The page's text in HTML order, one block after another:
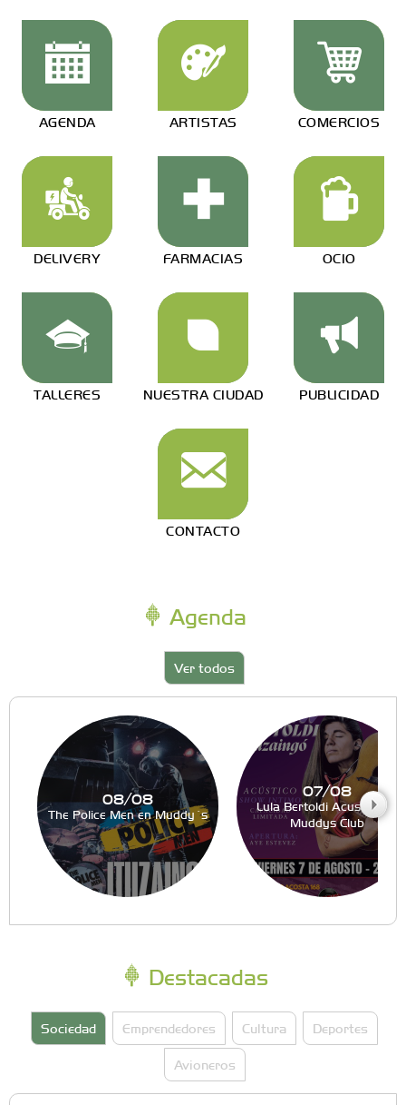
AGENDA ARTISTAS COMERCIOS
DELIVERY FARMACIAS OCIO
TALLERES NUESTRA CIUDAD PUBLICIDAD
CONTACTO
Agenda
Ver todos
08/08
The Police Men en Muddy´s
07/08
Lula Bertoldi Acustico en
Muddys Club
Destacadas
Sociedad Emprendedores Cultura Deportes
Avioneros